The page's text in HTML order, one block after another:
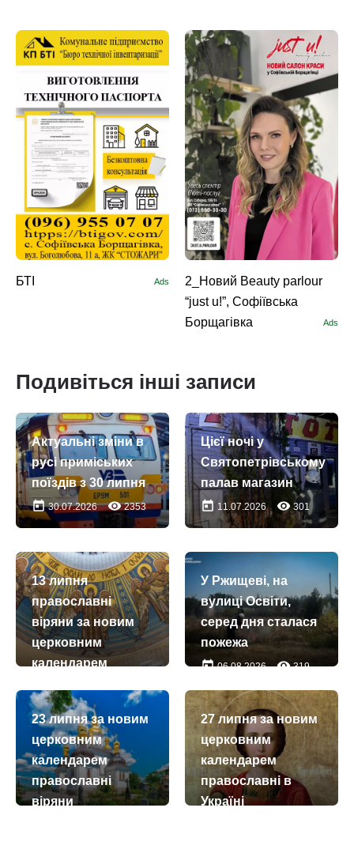
БТІ Ads
2_Новий Beauty parlour
“just u!”, Софіївська
Борщагівка
Ads
Подивіться інші записи
Актуальні зміни в
русі приміських
поїздів з 30 липня
today30.07.2026 remove_red_eye2353
Цієї ночі у
Святопетрівському
палав магазин
today 11.07.2026 remove_red_eye 301
13 липня
православні
віряни за новим
церковним
календарем
Собор архангела
Гавриїла
today13.07.2026 remove_red_eye64
У Ржищеві, на
вулиці Освіти,
серед дня сталася
пожежа
today06.08.2026 remove_red_eye319
23 липня за новим
церковним
календарем
православні
віряни
27 липня за новим
церковним
календарем
православні в
Україні